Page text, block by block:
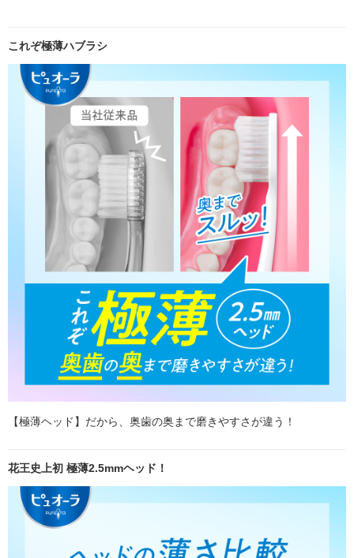
これぞ極薄ハブラシ
【極薄ヘッド】だから、奥歯の奥まで磨きやすさが違う！
花王史上初 極薄2.5mmヘッド！